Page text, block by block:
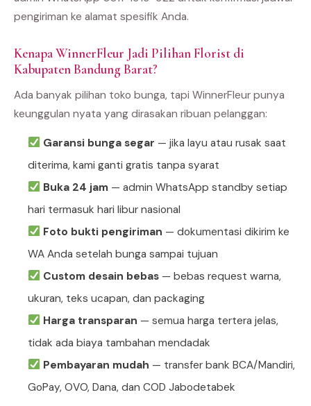
pengiriman ke alamat spesifik Anda.
Kenapa WinnerFleur Jadi Pilihan Florist di
Kabupaten Bandung Barat?
Ada banyak pilihan toko bunga, tapi WinnerFleur punya
keunggulan nyata yang dirasakan ribuan pelanggan:
Garansi bunga segar — jika layu atau rusak saat
diterima, kami ganti gratis tanpa syarat
Buka 24 jam— admin WhatsApp standby setiap
hari termasuk hari libur nasional
Foto bukti pengiriman — dokumentasi dikirim ke
WA Anda setelah bunga sampai tujuan
Custom desain bebas— bebas request warna,
ukuran, teks ucapan, dan packaging
Harga transparan — semua harga tertera jelas,
tidak ada biaya tambahan mendadak
Pembayaran mudah — transfer bank BCA/Mandiri,
GoPay, OVO, Dana, dan COD Jabodetabek